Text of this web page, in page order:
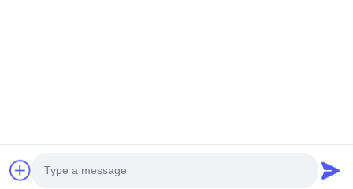
Developed by